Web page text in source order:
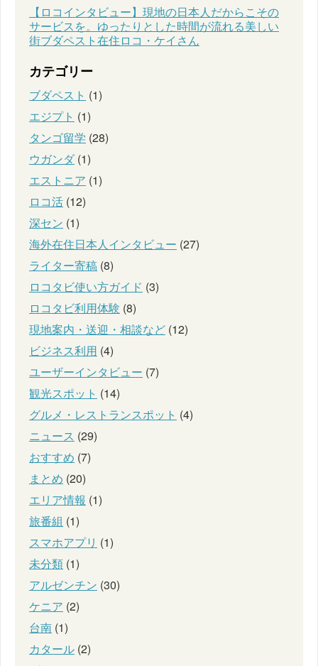
【ロコインタビュー】現地の日本人だからこその
サービスを。ゆったりとした時間が流れる美しい
街ブダペスト在住ロコ・ケイさん
カテゴリー
ブダペスト (1)
エジプト (1)
タンゴ留学 (28)
ウガンダ(1)
エストニア (1)
ロコ活 (12)
深セン (1)
海外在住日本人インタビュー (27)
ライター寄稿 (8)
ロコタビ使い方ガイド (3)
ロコタビ利用体験 (8)
現地案内・送迎・相談など (12)
ビジネス利用 (4)
ユーザーインタビュー (7)
観光スポット (14)
グルメ・レストランスポット (4)
ニュース (29)
おすすめ (7)
まとめ (20)
エリア情報 (1)
旅番組 (1)
スマホアプリ (1)
未分類 (1)
アルゼンチン (30)
ケニア (2)
台南 (1)
カタール (2)